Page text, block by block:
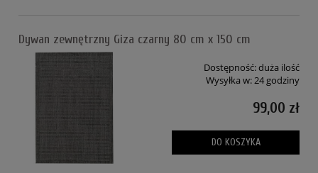
Dywan zewnętrzny Giza czarny 80 cm x 150 cm
Dostępność:duża ilość
Wysyłka w:24 godziny
99,00 zł
DO KOSZYKA